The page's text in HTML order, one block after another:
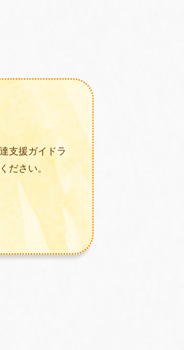
支援ガイドラ
ださい。